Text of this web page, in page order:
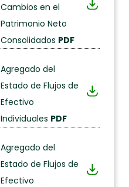
Cambios en el
Patrimonio Neto
Consolidados PDF
Agregado del
Estado de Flujos de
Efectivo
Individuales PDF
Agregado del
Estado de Flujos de
Efectivo